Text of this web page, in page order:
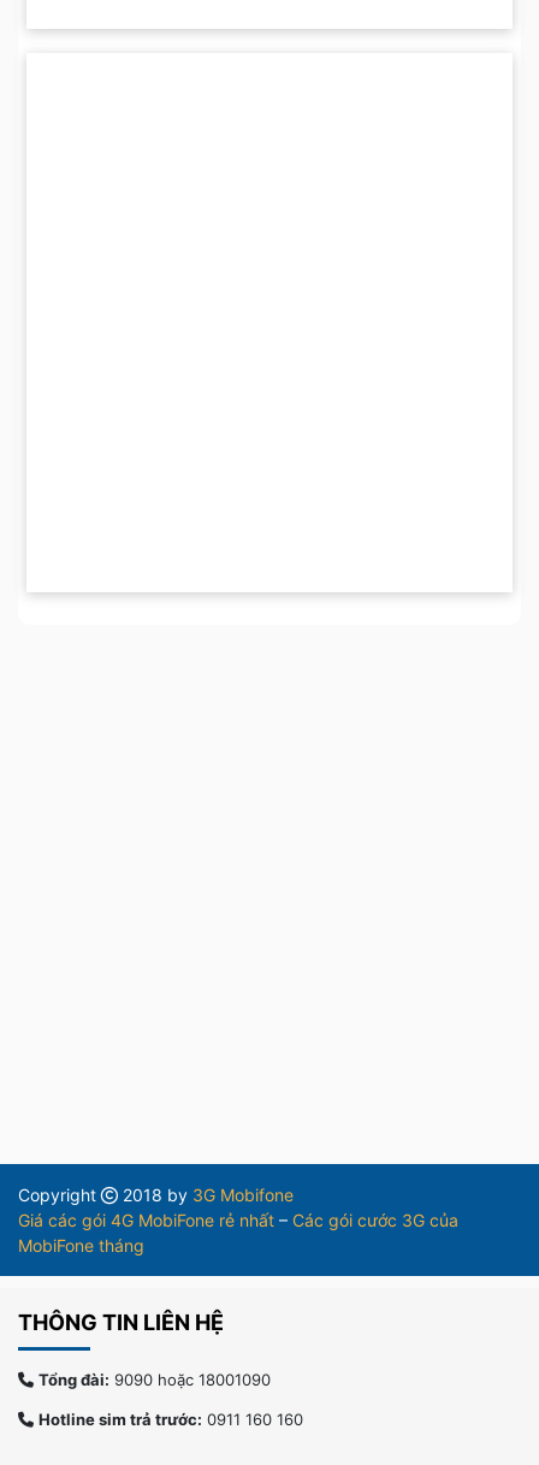
Copyright 2018 by 3G Mobifone
Giá các gói 4G MobiFone rẻ nhất – Các gói cước 3G của
MobiFone tháng
THÔNG TIN LIÊN HỆ
Tổng đài: 9090 hoặc 18001090
Hotline sim trả trước: 0911 160 160